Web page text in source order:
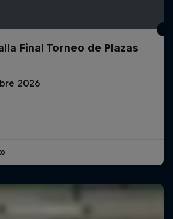
Final Torneo de Plazas
2026